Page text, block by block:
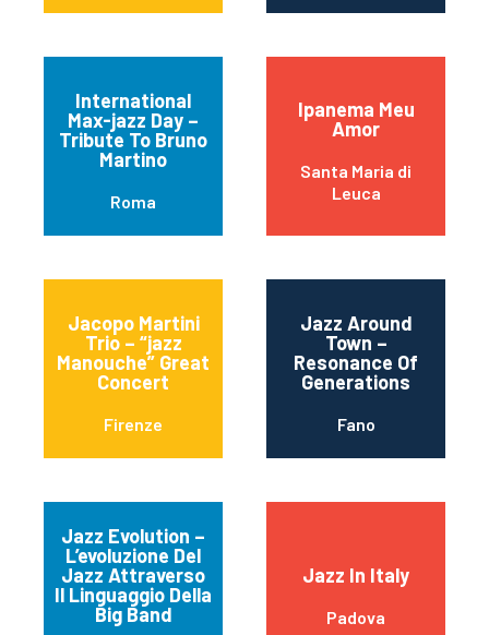
International
Max-jazz Day –
Tribute To Bruno
Martino
Roma
Ipanema Meu
Amor
Santa Maria di
Leuca
Jacopo Martini
Trio – “jazz
Manouche” Great
Concert
Firenze
Jazz Around
Town –
Resonance Of
Generations
Fano
Jazz Evolution –
L’evoluzione Del
Jazz Attraverso
Il Linguaggio Della
Big Band
Jazz In Italy
Padova